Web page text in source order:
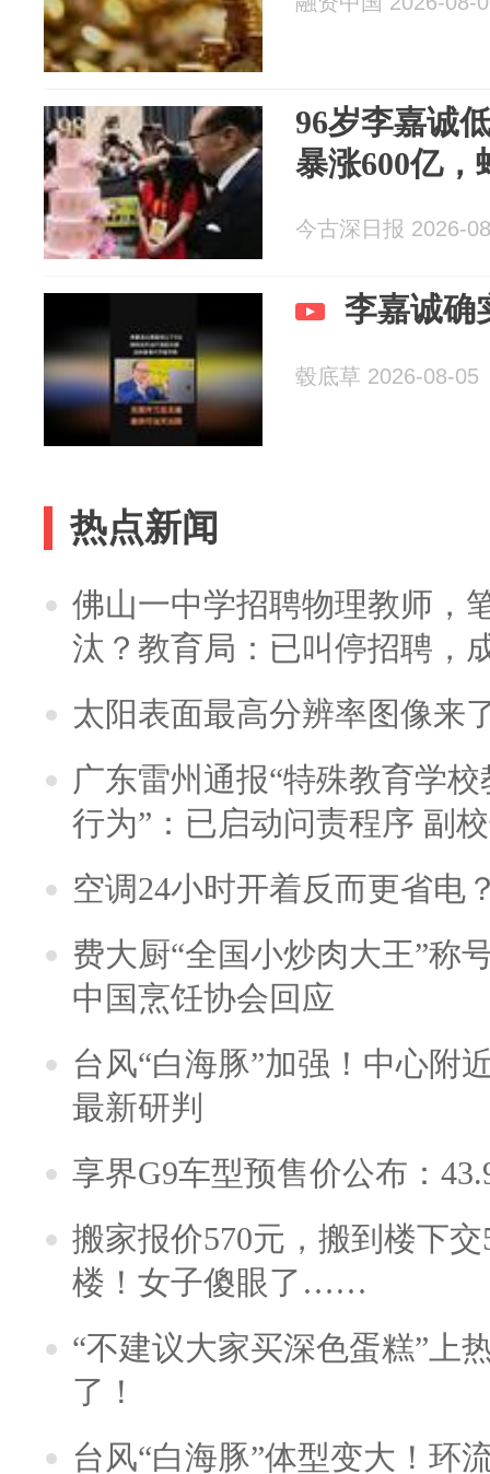
96岁李嘉诚
暴涨600亿，
今古深日报 2026-
李嘉诚确
毂底草 2026-08-05
热点新闻
佛山一中学招聘物理教师，
汰？教育局：已叫停招聘，
太阳表面最高分辨率图像来
广东雷州通报“特殊教育学
行为”：已启动问责程序 副
空调24小时开着反而更省电
费大厨“全国小炒肉大王”称
中国烹饪协会回应
台风“白海豚”加强！中心附
最新研判
享界G9车型预售价公布：
搬家报价570元，搬到楼下
楼！女子傻眼了……
“不建议大家买深色蛋糕”上
了！
台风“白海豚”体型变大！环